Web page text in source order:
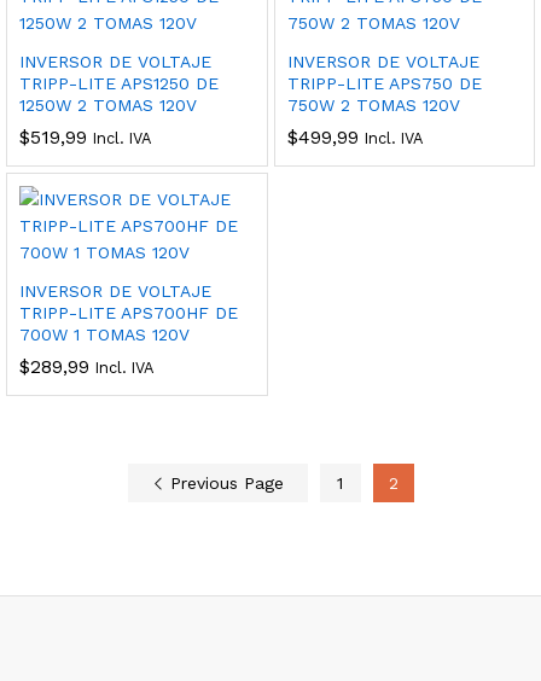
INVERSOR DE VOLTAJE
TRIPP-LITE APS1250 DE
1250W 2 TOMAS 120V
$519,99 Incl. IVA
INVERSOR DE VOLTAJE
TRIPP-LITE APS750 DE
750W 2 TOMAS 120V
$499,99 Incl. IVA
INVERSOR DE VOLTAJE
TRIPP-LITE APS700HF DE
700W 1 TOMAS 120V
$289,99 Incl. IVA
Previous Page 1 2